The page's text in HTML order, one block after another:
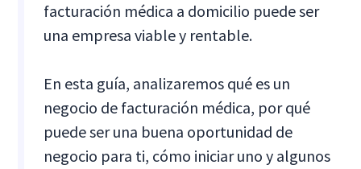
facturación médica a domicilio puede ser
una empresa viable y rentable.
En esta guía, analizaremos qué es un
negocio de facturación médica, por qué
puede ser una buena oportunidad de
negocio para ti, cómo iniciar uno y algunos